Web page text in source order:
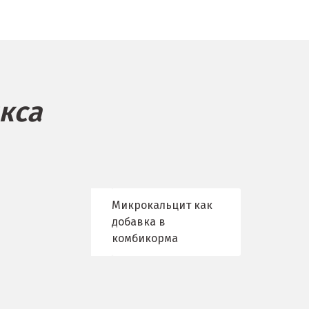
Учалы
Микрокальцит как
добавка в
комбикорма